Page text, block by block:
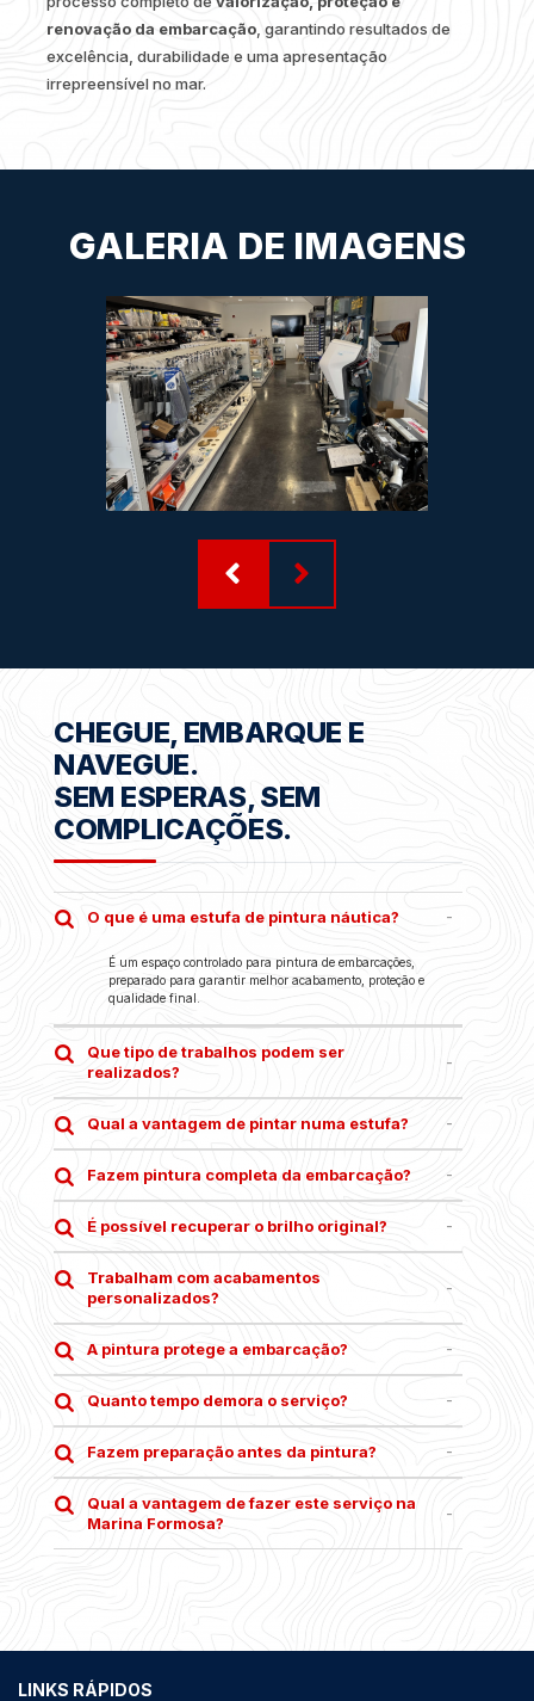
renovação da embarcação , garantindo resultados de
excelência, durabilidade e uma apresentação
irrepreensível no mar.
GALERIA DE IMAGENS
CHEGUE, EMBARQUE E
NAVEGUE.
SEM ESPERAS, SEM
COMPLICAÇÕES.
O que é uma estufa de pintura náutica?
É um espaço controlado para pintura de embarcações,
preparado para garantir melhor acabamento, proteção e
qualidade final.
Que tipo de trabalhos podem ser
realizados?
Qual a vantagem de pintar numa estufa?
Fazem pintura completa da embarcação?
É possível recuperar o brilho original?
Trabalham com acabamentos
personalizados?
A pintura protege a embarcação?
Quanto tempo demora o serviço?
Fazem preparação antes da pintura?
Qual a vantagem de fazer este serviço na
Marina Formosa?
LINKS RÁPIDOS